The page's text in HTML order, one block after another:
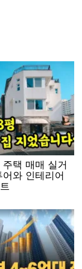
주택 매매 실거
어와 인테리어